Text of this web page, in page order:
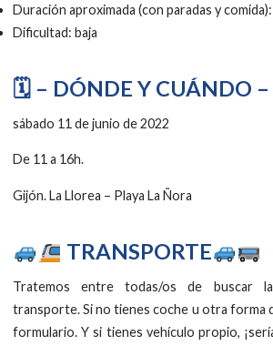
Duración aproximada (con paradas y
Dificultad: baja
🗓 – DÓNDE Y CUÁNDO –
sábado 11 de junio de 2022
De 11 a 16h.
Gijón. La Llorea – Playa La Ñora
TRANSPORTE
Tratemos entre todas/os de buscar
transporte. Si no tienes coche u otra forma
formulario. Y si tienes vehículo propio,